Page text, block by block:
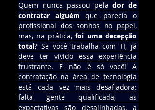
Quem nunca passou pela dor de
contratar alguém que parecia o
profissional dos sonhos no papel,
mas, na prática, foi uma decepção
total? Se você trabalha com TI, já
deve ter vivido essa experiência
frustrante. E não é só você! A
contratação na área de tecnologia
está cada vez mais desafiadora:
falta gente qualificada, as
expectativas são desalinhadas, a